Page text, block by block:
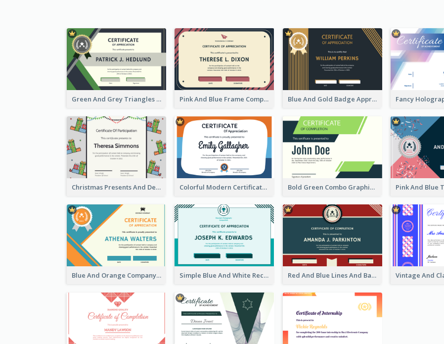
Green And Grey Triangles With Badge Certificate Pink And Blue Frame Company Certificate Blue And Gold Badge Appreciation Certificate
Christmas Presents And Decorations Certificate Colorful Modern Certificate Design For Student Bold Green Combo Graphic Certificate Design
Blue And Orange Company Triangles With Badge Certificate Simple Blue And White Rectangle Certificate Red And Blue Lines And Badge Completion Certificate